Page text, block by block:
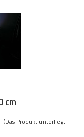
cm
(Das Produkt unterliegt